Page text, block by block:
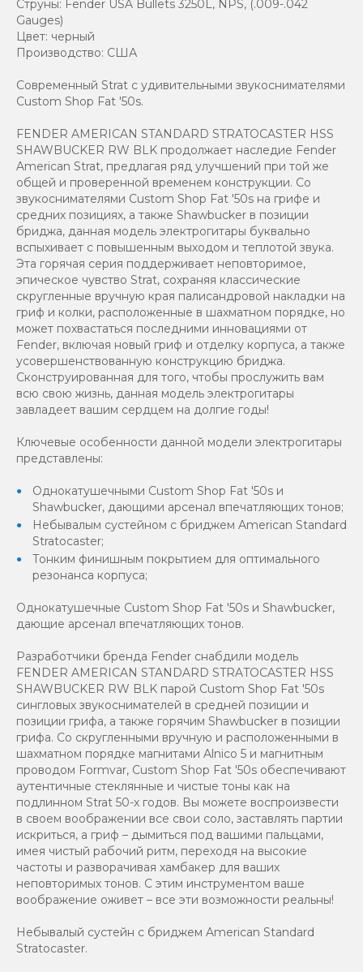
Струны: Fender USA Bullets 3250L, NPS, (.009-.042
Gauges)
Цвет: черный
Производство: США
Современный Strat с удивительными звукоснимателями
Custom Shop Fat '50s.
FENDER AMERICAN STANDARD STRATOCASTER HSS
SHAWBUCKER RW BLK продолжает наследие Fender
American Strat, предлагая ряд улучшений при той же
общей и проверенной временем конструкции. Со
звукоснимателями Custom Shop Fat '50s на грифе и
средних позициях, а также Shawbucker в позиции
бриджа, данная модель электрогитары буквально
вспыхивает с повышенным выходом и теплотой звука.
Эта горячая серия поддерживает неповторимое,
эпическое чувство Strat, сохраняя классические
скругленные вручную края палисандровой накладки на
гриф и колки, расположенные в шахматном порядке, но
может похвастаться последними инновациями от
Fender, включая новый гриф и отделку корпуса, а также
усовершенствованную конструкцию бриджа.
Сконструированная для того, чтобы прослужить вам
всю свою жизнь, данная модель электрогитары
завладеет вашим сердцем на долгие годы!
Ключевые особенности данной модели электрогитары
представлены:
Однокатушечными Custom Shop Fat '50s и
Shawbucker, дающими арсенал впечатляющих тонов;
Небывалым сустейном с бриджем American Standard
Stratocaster;
Тонким финишным покрытием для оптимального
резонанса корпуса;
Однокатушечные Custom Shop Fat '50s и Shawbucker,
дающие арсенал впечатляющих тонов.
Разработчики бренда Fender снабдили модель
FENDER AMERICAN STANDARD STRATOCASTER HSS
SHAWBUCKER RW BLK парой Custom Shop Fat '50s
сингловых звукоснимателей в средней позиции и
позиции грифа, а также горячим Shawbucker в позиции
грифа. Со скругленными вручную и расположенными в
шахматном порядке магнитами Alnico 5 и магнитным
проводом Formvar, Custom Shop Fat '50s обеспечивают
аутентичные стеклянные и чистые тоны как на
подлинном Strat 50-х годов. Вы можете воспроизвести
в своем воображении все свои соло, заставлять партии
искриться, а гриф – дымиться под вашими пальцами,
имея чистый рабочий ритм, переходя на высокие
частоты и разворачивая хамбакер для ваших
неповторимых тонов. С этим инструментом ваше
воображение оживет – все эти возможности реальны!
Небывалый сустейн с бриджем American Standard
Stratocaster.